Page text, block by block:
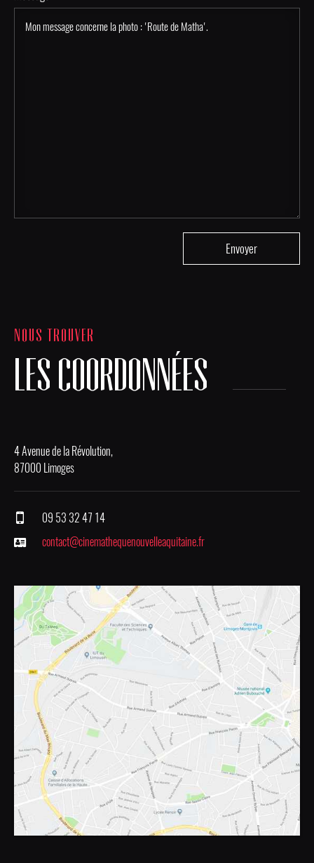
NOUS TROUVER
LES COORDONNÉES
4 Avenue de la Révolution,
87000 Limoges
09 53 32 47 14
contact@cinemathequenouvelleaquitaine.fr